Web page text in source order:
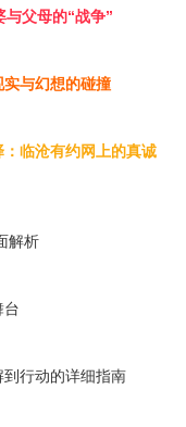
父母的“战争”
与幻想的碰撞
临沧有约网上的真诚
解析
台
行动的详细指南